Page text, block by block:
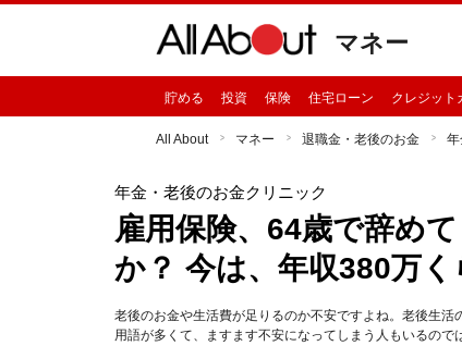
マネー
貯める 投資 保険 住宅ローン クレジット
All About マネー 退職金・老後のお金 年
年金・老後のお金クリニック
雇用保険、64歳で辞め
か？ 今は、年収380万
老後のお金や生活費が足りるのか不安ですよね。老後生
用語が多くて、ますます不安になってしまう人もいるの